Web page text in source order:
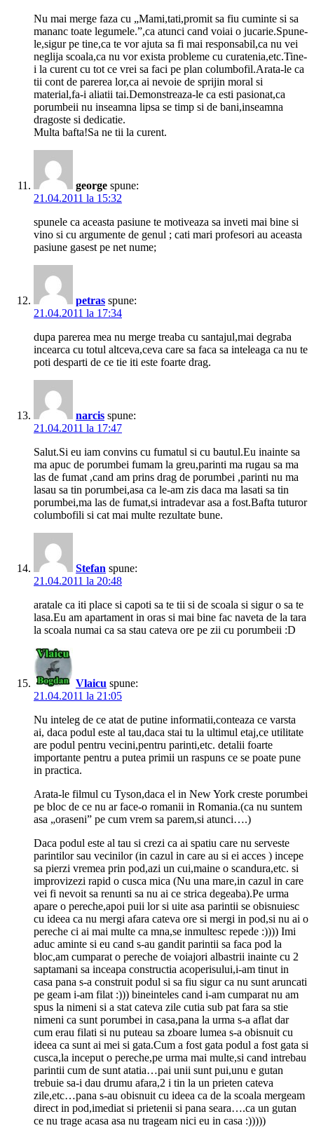
Nu mai merge faza cu „Mami,tati,promit sa fiu cuminte si sa
mananc toate legumele.”,ca atunci cand voiai o jucarie.Spune-
le,sigur pe tine,ca te vor ajuta sa fi mai responsabil,ca nu vei
neglija scoala,ca nu vor exista probleme cu curatenia,etc.Tine-
i la curent cu tot ce vrei sa faci pe plan columbofil.Arata-le ca
tii cont de parerea lor,ca ai nevoie de sprijin moral si
material,fa-i aliatii tai.Demonstreaza-le ca esti pasionat,ca
porumbeii nu inseamna lipsa se timp si de bani,inseamna
dragoste si dedicatie.
Multa bafta!Sa ne tii la curent.
george spune:
21.04.2011 la 15:32
spunele ca aceasta pasiune te motiveaza sa inveti mai bine si
vino si cu argumente de genul ; cati mari profesori au aceasta
pasiune gasest pe net nume;
petras spune:
21.04.2011 la 17:34
dupa parerea mea nu merge treaba cu santajul,mai degraba
incearca cu totul altceva,ceva care sa faca sa inteleaga ca nu te
poti desparti de ce tie iti este foarte drag.
narcis spune:
21.04.2011 la 17:47
Salut.Si eu iam convins cu fumatul si cu bautul.Eu inainte sa
ma apuc de porumbei fumam la greu,parinti ma rugau sa ma
las de fumat ,cand am prins drag de porumbei ,parinti nu ma
lasau sa tin porumbei,asa ca le-am zis daca ma lasati sa tin
porumbei,ma las de fumat,si intradevar asa a fost.Bafta tuturor
columbofili si cat mai multe rezultate bune.
Stefan spune:
21.04.2011 la 20:48
aratale ca iti place si capoti sa te tii si de scoala si sigur o sa te
lasa.Eu am apartament in oras si mai bine fac naveta de la tara
la scoala numai ca sa stau cateva ore pe zii cu porumbeii :D
Vlaicu spune:
21.04.2011 la 21:05
Nu inteleg de ce atat de putine informatii,conteaza ce varsta
ai, daca podul este al tau,daca stai tu la ultimul etaj,ce utilitate
are podul pentru vecini,pentru parinti,etc. detalii foarte
importante pentru a putea primii un raspuns ce se poate pune
in practica.
Arata-le filmul cu Tyson,daca el in New York creste porumbei
pe bloc de ce nu ar face-o romanii in Romania.(ca nu suntem
asa „oraseni” pe cum vrem sa parem,si atunci….)
Daca podul este al tau si crezi ca ai spatiu care nu serveste
parintilor sau vecinilor (in cazul in care au si ei acces ) incepe
sa pierzi vremea prin pod,azi un cui,maine o scandura,etc. si
improvizezi rapid o cusca mica (Nu una mare,in cazul in care
vei fi nevoit sa renunti sa nu ai ce strica degeaba).Pe urma
apare o pereche,apoi puii lor si uite asa parintii se obisnuiesc
cu ideea ca nu mergi afara cateva ore si mergi in pod,si nu ai o
pereche ci ai mai multe ca mna,se inmultesc repede :)))) Imi
aduc aminte si eu cand s-au gandit parintii sa faca pod la
bloc,am cumparat o pereche de voiajori albastrii inainte cu 2
saptamani sa inceapa constructia acoperisului,i-am tinut in
casa pana s-a construit podul si sa fiu sigur ca nu sunt aruncati
pe geam i-am filat :))) bineinteles cand i-am cumparat nu am
spus la nimeni si a stat cateva zile cutia sub pat fara sa stie
nimeni ca sunt porumbei in casa,pana la urma s-a aflat dar
cum erau filati si nu puteau sa zboare lumea s-a obisnuit cu
ideea ca sunt ai mei si gata.Cum a fost gata podul a fost gata si
cusca,la inceput o pereche,pe urma mai multe,si cand intrebau
parintii cum de sunt atatia…pai unii sunt pui,unu e gutan
trebuie sa-i dau drumu afara,2 i tin la un prieten cateva
zile,etc…pana s-au obisnuit cu ideea ca de la scoala mergeam
direct in pod,imediat si prietenii si pana seara….ca un gutan
ce nu trage acasa asa nu trageam nici eu in casa :)))))